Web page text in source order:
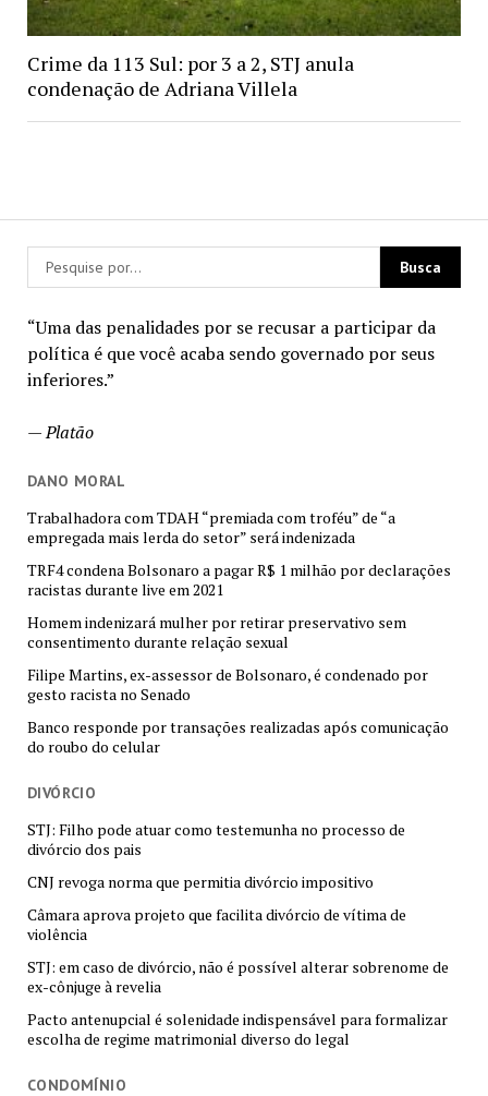
“Uma das penalidades por se recusar a participar da
política é que você acaba sendo governado por seus
inferiores.”
—Platão
DANO MORAL
Trabalhadora com TDAH “premiada com troféu” de “a
empregada mais lerda do setor” será indenizada
TRF4 condena Bolsonaro a pagar R$ 1 milhão por declarações
racistas durante live em 2021
Homem indenizará mulher por retirar preservativo sem
consentimento durante relação sexual
Filipe Martins, ex-assessor de Bolsonaro, é condenado por
gesto racista no Senado
Banco responde por transações realizadas após comunicação
do roubo do celular
DIVÓRCIO
STJ: Filho pode atuar como testemunha no processo de
divórcio dos pais
CNJ revoga norma que permitia divórcio impositivo
Câmara aprova projeto que facilita divórcio de vítima de
violência
STJ: em caso de divórcio, não é possível alterar sobrenome de
ex-cônjuge à revelia
Pacto antenupcial é solenidade indispensável para formalizar
escolha de regime matrimonial diverso do legal
CONDOMÍNIO
Crime da 113 Sul: por 3 a 2, STJ anula
condenação de Adriana Villela